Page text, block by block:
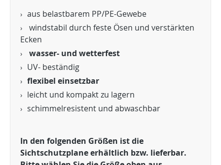
aus belastbarem PP/PE-Gewebe
windstabil durch feste Ösen und verstärkten
Ecken
wasser- und wetterfest
UV- beständig
flexibel einsetzbar
leicht und kompakt zu lagern
schimmelresistent und abwaschbar
In den folgenden Größen ist die
Sichtschutzplane erhältlich bzw. lieferbar.